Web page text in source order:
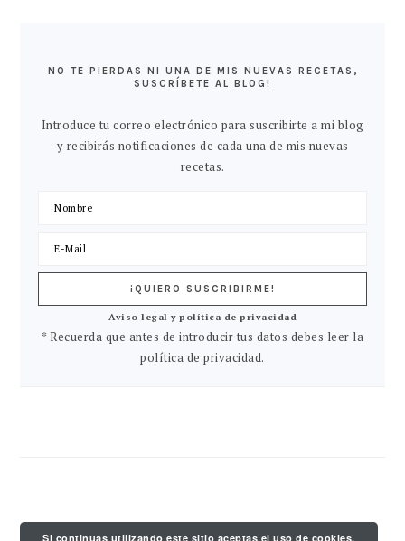
NO TE PIERDAS NI UNA DE MIS NUEVAS RECETAS,
SUSCRÍBETE AL BLOG!
Introduce tu correo electrónico para suscribirte a mi blog
y recibirás notificaciones de cada una de mis nuevas
recetas.
Aviso legal y política de privacidad
* Recuerda que antes de introducir tus datos debes leer la
política de privacidad.
Si continuas utilizando este sitio aceptas el uso de cookies.